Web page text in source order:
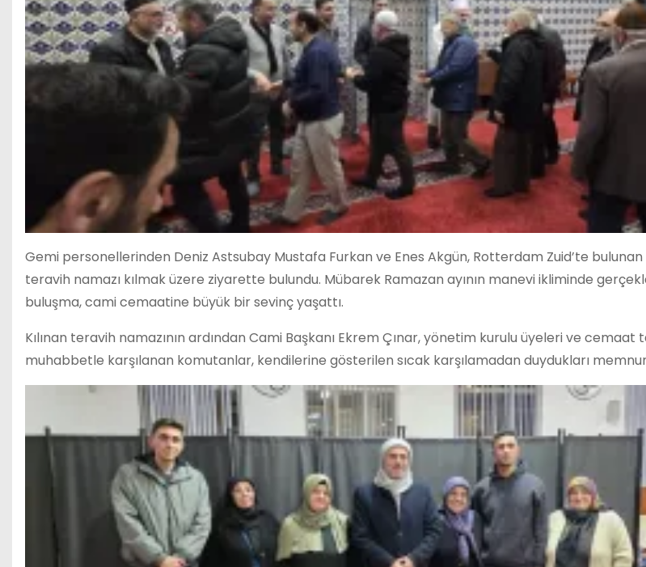
Gemi personellerinden Deniz Astsubay Mustafa Furkan ve Enes Akgün, Rotterdam Zuid’te bulunan
teravih namazı kılmak üzere ziyarette bulundu. Mübarek Ramazan ayının manevi ikliminde
buluşma, cami cemaatine büyük bir sevinç yaşattı.
Kılınan teravih namazının ardından Cami Başkanı Ekrem Çınar, yönetim kurulu üyeleri ve cemaat
muhabbetle karşılanan komutanlar, kendilerine gösterilen sıcak karşılamadan duydukları